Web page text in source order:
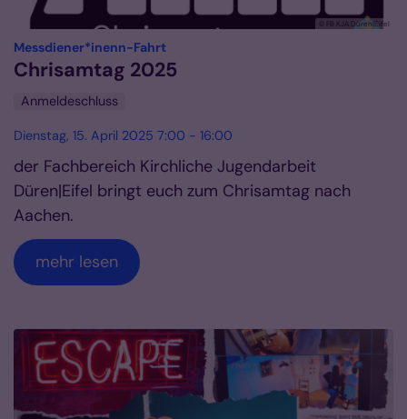
© FB KJA Düren|Eifel
Messdiener*inenn-Fahrt:
Chrisamtag 2025
Anmeldeschluss
Dienstag, 15. April 2025 7:00 - 16:00
der Fachbereich Kirchliche Jugendarbeit
Düren|Eifel bringt euch zum Chrisamtag nach
Aachen.
mehr lesen